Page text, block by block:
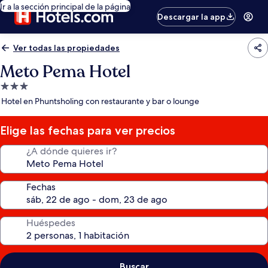
Ir a la sección principal de la página
Descargar la app
Ver todas las propiedades
Meto Pema Hotel
Propiedad
de
estrellas
Hotel en Phuntsholing con restaurante y bar o lounge
Elige las fechas para ver precios
¿A dónde quieres ir?
Fechas
Huéspedes